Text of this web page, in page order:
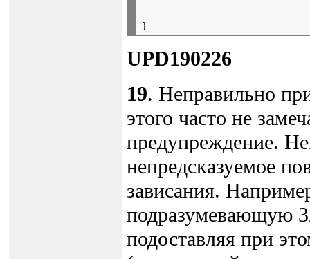
UPD190226
19. Неправильно
этого часто не
предупреждение.
непредсказуемое
зависания.
подразумевающую
подоставляя при